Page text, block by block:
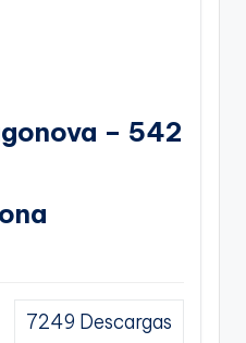
– 542
7249 Descargas